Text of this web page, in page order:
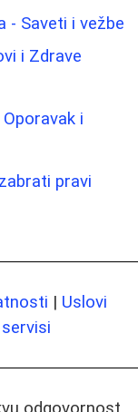
- Saveti i vežbe
i Zdrave
i
pravi
| Uslovi